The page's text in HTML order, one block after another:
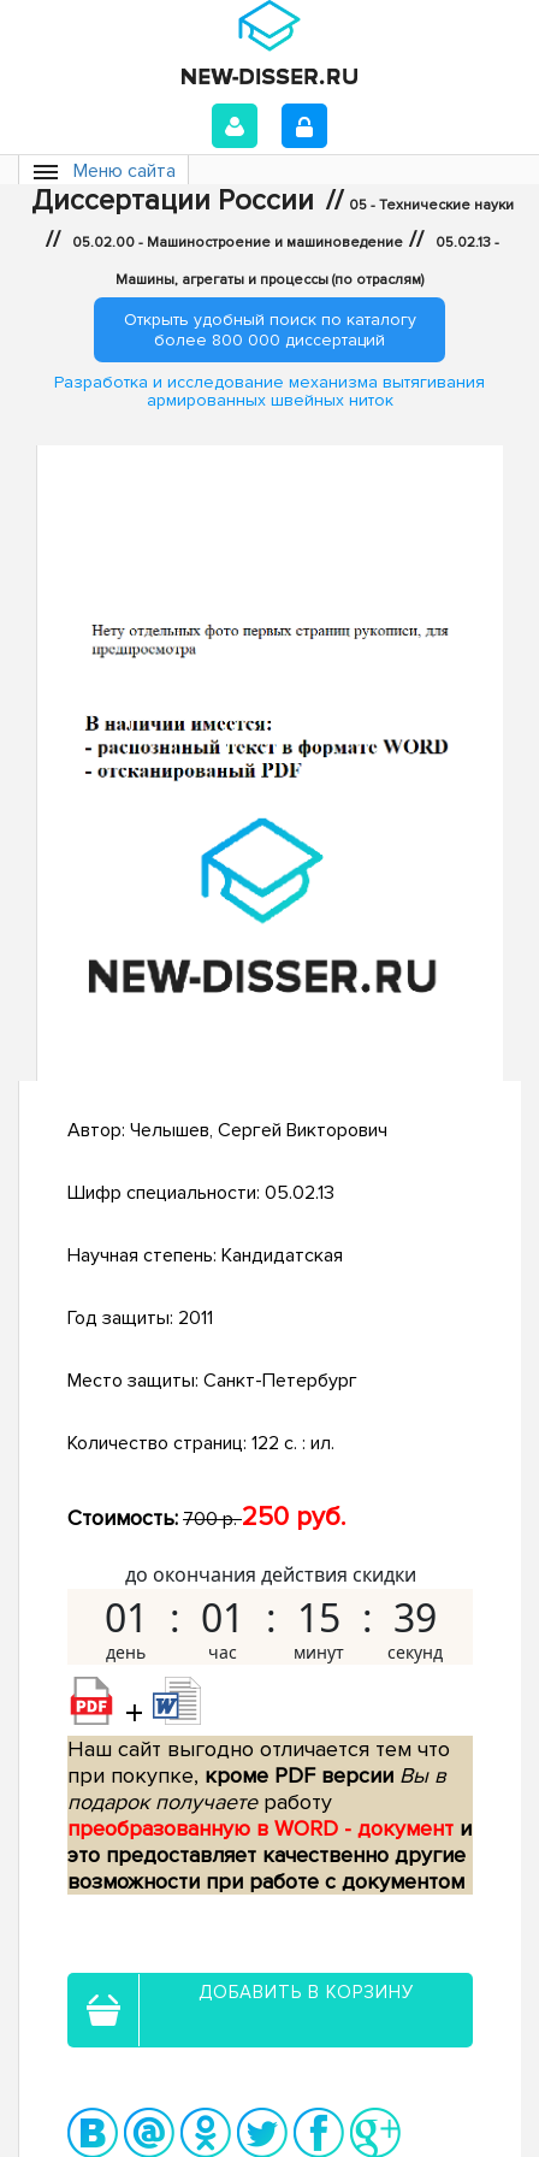
Меню сайта
Диссертации России // 05 - Технические науки
// 05.02.00 - Машиностроение и машиноведение // 05.02.13 -
Машины, агрегаты и процессы (по отраслям)
Открыть удобный поиск по каталогу
более 800 000 диссертаций
Разработка и исследование механизма вытягивания
армированных швейных ниток
Автор: Челышев, Сергей Викторович
Шифр специальности: 05.02.13
Научная степень: Кандидатская
Год защиты: 2011
Место защиты: Санкт-Петербург
Количество страниц: 122 с. : ил.
Стоимость: 700 р.250 руб.
до окончания действия скидки
01 01 15 38
+
Наш сайт выгодно отличается тем что
при покупке, кроме PDF версии Вы в
подарок получаетеработу
преобразованную в WORD - документ и
это предоставляет качественно другие
возможности при работе с документом
ДОБАВИТЬ В КОРЗИНУ